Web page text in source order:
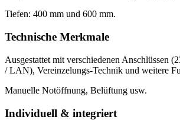
Tiefen: 400 mm und 600 mm.
Technische Merkmale
Ausgestattet mit verschiedenen Anschlüssen
/ LAN), Vereinzelungs-Technik und weitere
Manuelle Notöffnung, Belüftung usw.
Individuell & integriert